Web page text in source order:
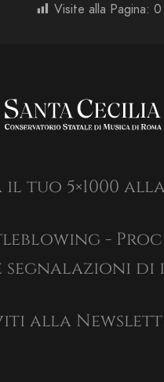
Visite alla Pagina: 0
il tuo 5×1000
-
segnalazioni
alla